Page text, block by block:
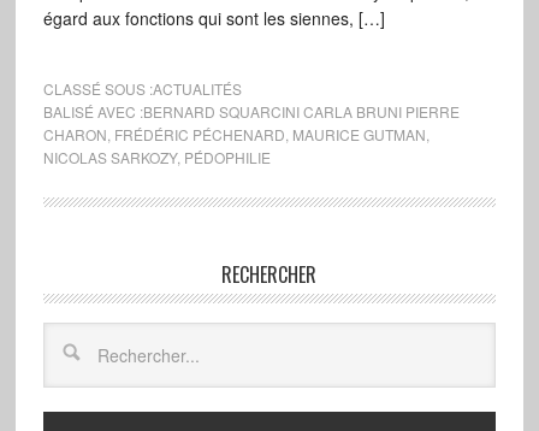
égard aux fonctions qui sont les siennes, […]
CLASSÉ SOUS :ACTUALITÉS
BALISÉ AVEC :BERNARD SQUARCINI CARLA BRUNI PIERRE
CHARON FRÉDÉRIC PÉCHENARD MAURICE GUTMAN
NICOLAS SARKOZY, PÉDOPHILIE
RECHERCHER